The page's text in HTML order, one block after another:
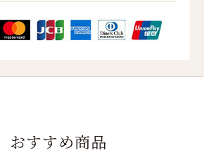
おすすめ商品